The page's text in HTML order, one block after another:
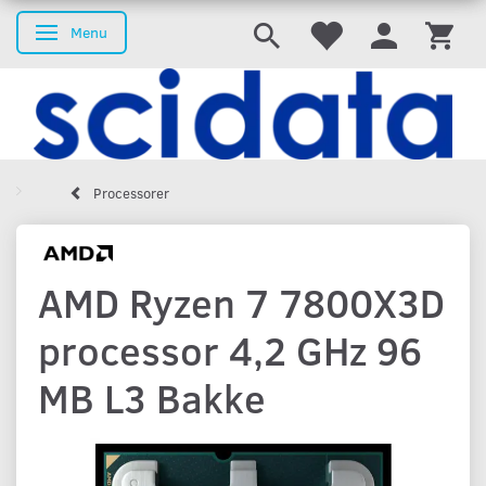
Skifte navigation
Menu
Processorer
AMD Ryzen 7 7800X3D
processor 4,2 GHz 96
MB L3 Bakke